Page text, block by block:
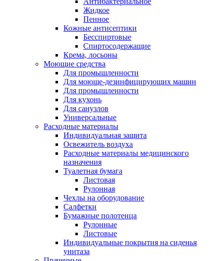
Жидкое
Пенное
Кожные антисептики
Бесспиртовые
Cпиртосодержащие
Крема, лосьоны
Моющие средства
Для промышленности
Для моюще-дезинфицирующих машин
Для промышленности
Для кухонь
Для санузлов
Универсальные
Расходные материалы
Индивидуальная защита
Освежитель воздуха
Расходные материалы медицинского
назначения
Туалетная бумага
Листовая
Рулонная
Чехлы на оборудование
Салфетки
Бумажные полотенца
Рулонные
Листовые
Индивидуальные покрытия на сиденья
унитаза